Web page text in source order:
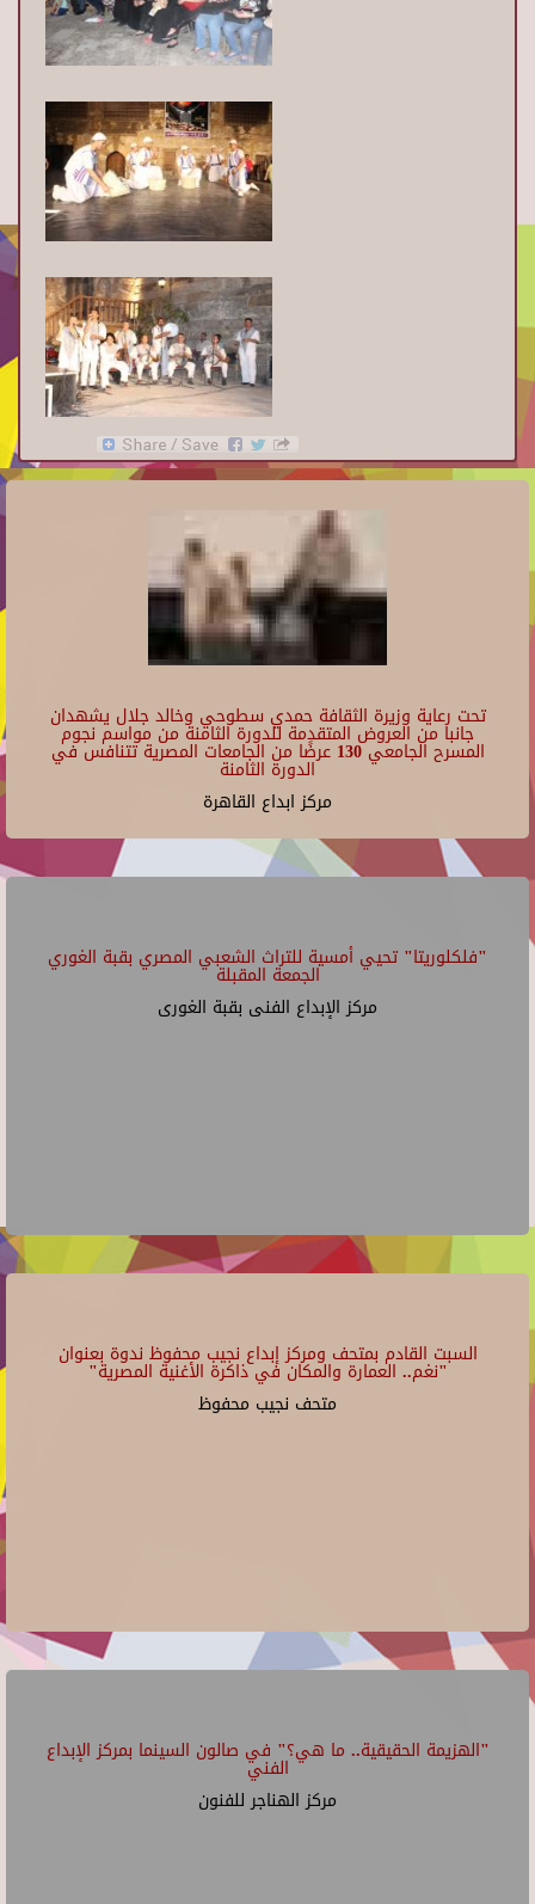
تحت رعاية وزيرة الثقافة حمدي سطوحي وخالد جلال يشهدان
جانبا من العروض المتقدمة للدورة الثامنة من مواسم نجوم
المسرح الجامعي 130 عرضًا من الجامعات المصرية تتنافس في
الدورة الثامنة
مركز ابداع القاهرة
"فلكلوريتا" تحيي أمسية للتراث الشعبي المصري بقبة الغوري
الجمعة المقبلة
مركز الإبداع الفنى بقبة الغورى
السبت القادم بمتحف ومركز إبداع نجيب محفوظ ندوة بعنوان
"نغم.. العمارة والمكان في ذاكرة الأغنية المصرية"
متحف نجيب محفوظ
"الهزيمة الحقيقية.. ما هي؟" في صالون السينما بمركز الإبداع
الفني
مركز الهناجر للفنون